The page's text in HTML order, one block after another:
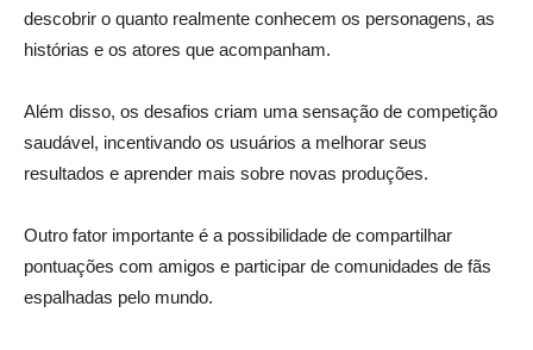
descobrir o quanto realmente conhecem os personagens, as
histórias e os atores que acompanham.
Além disso, os desafios criam uma sensação de competição
saudável, incentivando os usuários a melhorar seus
resultados e aprender mais sobre novas produções.
Outro fator importante é a possibilidade de compartilhar
pontuações com amigos e participar de comunidades de fãs
espalhadas pelo mundo.